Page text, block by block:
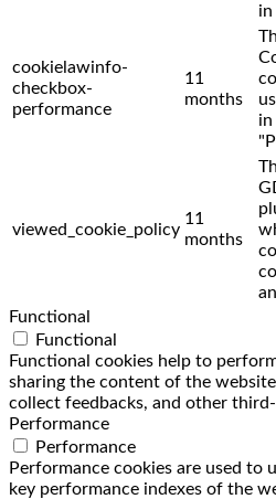
in
cookielawinfo-
checkbox-
performance
11
months
in
viewed_cookie_policy
11
months
Functional
Functional
Functional cookies help to
sharing the content of the
collect feedbacks, and other
Performance
Performance
Performance cookies are used to
key performance indexes of the